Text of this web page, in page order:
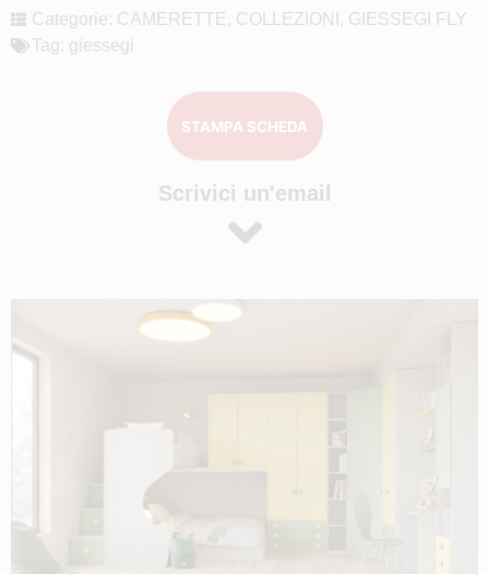
Categorie: CAMERETTE , COLLEZIONI , GIESSEGI FLY
Tag: giessegi
STAMPA SCHEDA
Scrivici un'email